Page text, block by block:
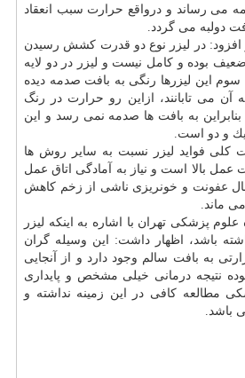
می رساند و درواقع حرارت سبب انعقاد
دولبه می گردد.
افزود: در لیزر نوع دو قدرت كشش رسیدن
ضعیف بوده و كامل نیست و لیزر در دو لایه
سوم این لیزرها رنگی به بافت صدمه دیده
آن می تابانند، ازاین رو حرارت در رنگ
به بافت ها صدمه نمی رسد و این
یك و دو است.
كلی فواید لیزر نسبت به سایر روش ها
بالا است و نیاز به آمادگی اتاق عمل
عفونت و خونریزی ناشی از زخم كاهش
ماند.
پزشكی تهران با اشاره به اینكه لیزر
باشد، اظهار داشت: این وسیله گران
به بافت سالم وجود دارد و از آنجایی
نتیجه درمانی خیلی مشخص و پایداری
مطالعه كافی در این زمینه نداشته و
باشد.